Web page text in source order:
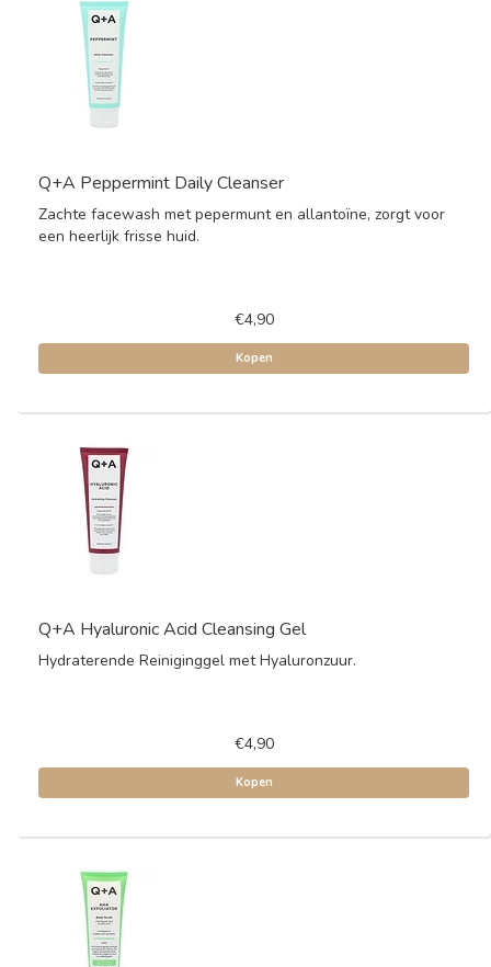
Q+A Peppermint Daily Cleanser
Zachte facewash met pepermunt en allantoïne, zorgt voor
een heerlijk frisse huid.
€4,90
Kopen
Q+A Hyaluronic Acid Cleansing Gel
Hydraterende Reiniginggel met Hyaluronzuur.
€4,90
Kopen